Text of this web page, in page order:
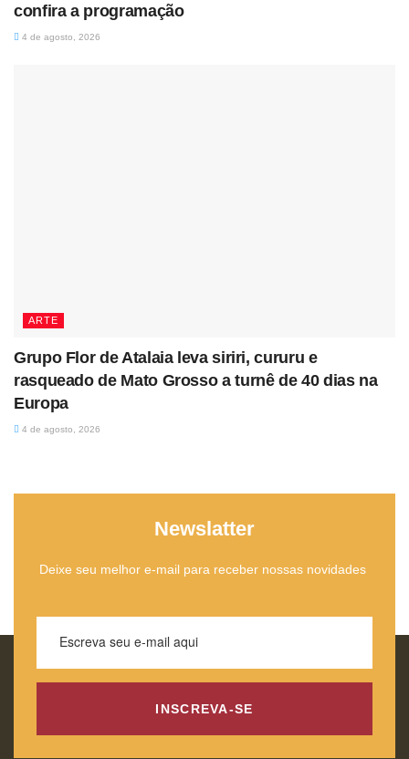
confira a programação
4 de agosto, 2026
ARTE
Grupo Flor de Atalaia leva siriri, cururu e
rasqueado de Mato Grosso a turnê de 40 dias na
Europa
4 de agosto, 2026
Newslatter
Deixe seu melhor e-mail para receber nossas novidades
INSCREVA-SE